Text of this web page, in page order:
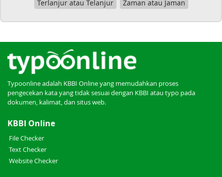
Terlanjur atau Telanjur
Zaman atau Jaman
Typoonline adalah KBBI Online yang memudahkan proses
pengecekan kata yang tidak sesuai dengan KBBI atau typo pada
dokumen, kalimat, dan situs web.
KBBI Online
File Checker
Text Checker
Website Checker